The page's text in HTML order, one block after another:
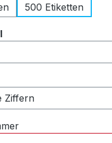
500 Etiketten
auswählen